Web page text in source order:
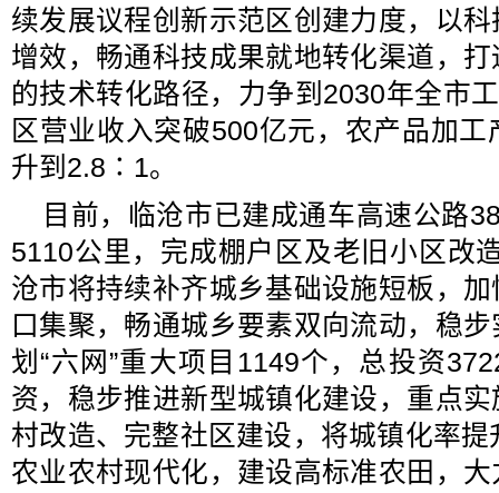
续发展议程创新示范区创建力度，以
增效，畅通科技成果就地转化渠道，
的技术转化路径，力争到2030年全市
区营业收入突破500亿元，农产品加
升到2.8∶1。
目前，临沧市已建成通车高速公路
5110公里，完成棚户区及老旧小区改
沧市将持续补齐城乡基础设施短板，
口集聚，畅通城乡要素双向流动，稳
划“六网”重大项目1149个，总投资
资，稳步推进新型城镇化建设，重点
村改造、完整社区建设，将城镇化率
农业农村现代化，建设高标准农田，